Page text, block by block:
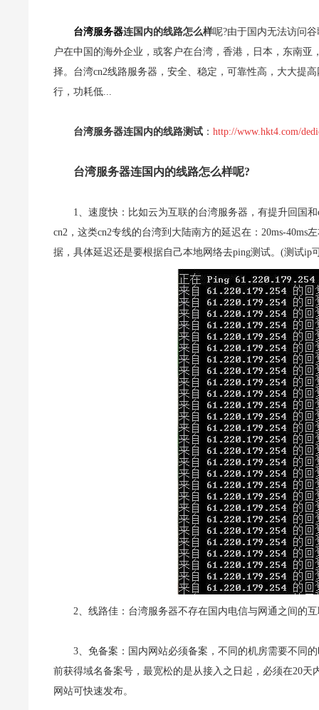
台湾服务器连国内的线路怎么样呢?由于国内无法访问
户在中国的海外企业，或客户在台湾，香港，日本，东南
择。台湾cn2线路服务器，安全、稳定，可靠性高，大大提
行，功耗低...
台湾服务器连国内的线路测试 ： http://www.hkt4.com/
台湾服务器连国内的线路怎么样呢?
1、速度快：比如云为互联的台湾服务器，有提升回国
cn2，这类cn2专线的台湾到大陆南方的延迟在：20ms-40ms
据，具体延迟还是要根据自己本地网络去ping测试。(测试ip
2、线路佳：台湾服务器不存在国内电信与网通之间的
3、免备案：国内网站必须备案，不同的机房需要不同
前获得域名备案号，最宽松的是从接入之日起，必须在20
网站可快速发布。